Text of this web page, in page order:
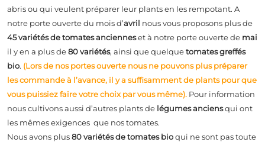
abris ou qui veulent préparer leur plants en les rempotant. A
notre porte ouverte du mois d’avril nous vous proposons plus de
45 variétés de tomates ancienneset à notre porte ouverte de mai
il y en a plus de80 variétés, ainsi que quelquetomates greffés
bio. (Lors de nos portes ouverte nous ne pouvons plus préparer
les commande à l’avance, il y a suffisamment de plants pour que
vous puissiez faire votre choix par vous même). Pour information
nous cultivons aussi d’autres plants de légumes anciensqui ont
les mêmes exigences que nos tomates.
Nous avons plus80 variétés de tomates bioqui ne sont pas toute